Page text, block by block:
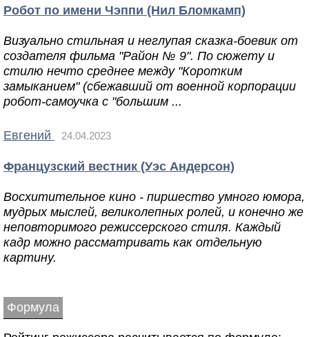
Робот по имени Чэппи (Нил Бломкамп)
Визуально стильная и неглупая сказка-боевик от
создателя фильма "Район № 9". По сюжету и
стилю нечто среднее между "Коротким
замыканием" (сбежавший от военной корпорации
робот-самоучка с "большим ...
Евгений 24.04.2023
Французский вестник (Уэс Андерсон)
Восхитительное кино - пиршество умного юмора,
мудрых мыслей, великолепных ролей, и конечно же
неповторимого режиссерского стиля. Каждый
кадр можно рассматривать как отдельную
картину.
Формула